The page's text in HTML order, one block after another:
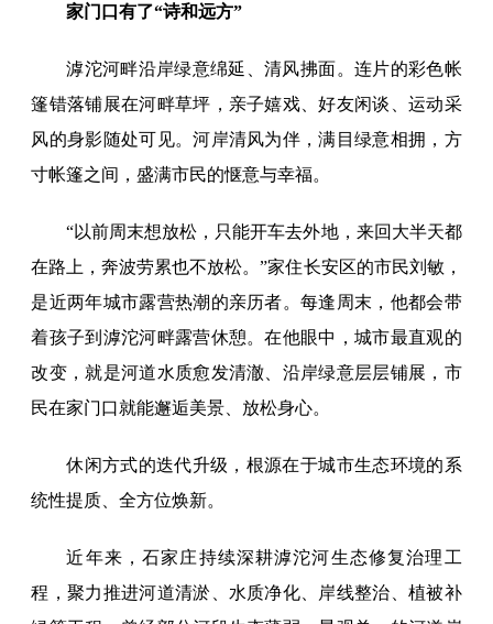
家门口有了“诗和远方”
滹沱河畔沿岸绿意绵延、清风拂面。连片的彩色帐
篷错落铺展在河畔草坪，亲子嬉戏、好友闲谈、运动采
风的身影随处可见。河岸清风为伴，满目绿意相拥，方
寸帐篷之间，盛满市民的惬意与幸福。
“以前周末想放松，只能开车去外地，来回大半天都
在路上，奔波劳累也不放松。”家住长安区的市民刘敏，
是近两年城市露营热潮的亲历者。每逢周末，他都会带
着孩子到滹沱河畔露营休憩。在他眼中，城市最直观的
改变，就是河道水质愈发清澈、沿岸绿意层层铺展，市
民在家门口就能邂逅美景、放松身心。
休闲方式的迭代升级，根源在于城市生态环境的系
统性提质、全方位焕新。
近年来，石家庄持续深耕滹沱河生态修复治理工
程，聚力推进河道清淤、水质净化、岸线整治、植被补